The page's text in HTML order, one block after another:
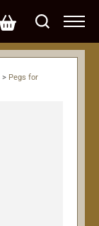
> Pegs for